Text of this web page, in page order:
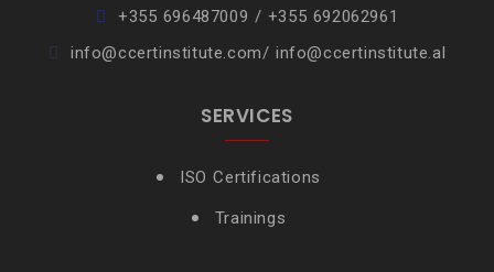
+355 696487009 / +355 692062961
info@ccertinstitute.com/ info@ccertinstitute.al
SERVICES
ISO Certifications
Trainings